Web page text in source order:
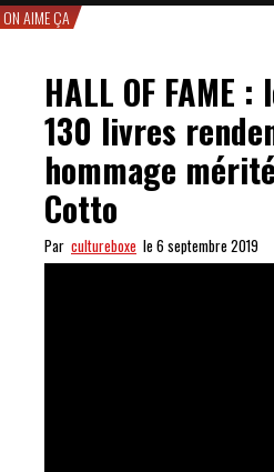
ON AIME ÇA
HALL OF FAME :
130 livres
hommage
Cotto
Par cultureboxe le 6 septembre 2019